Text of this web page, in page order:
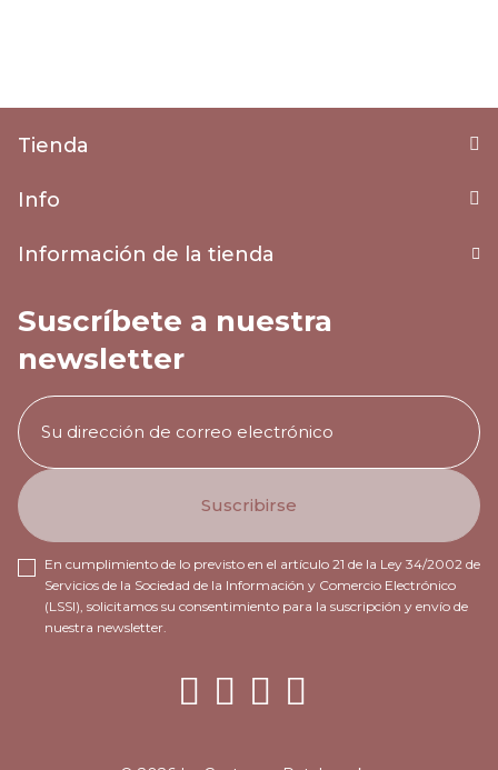
Tienda
Info
Información de la tienda
Suscríbete a nuestra
newsletter
En cumplimiento de lo previsto en el artículo 21 de la Ley 34/2002 de
Servicios de la Sociedad de la Información y Comercio Electrónico
(LSSI), solicitamos su consentimiento para la suscripción y envío de
nuestra newsletter.